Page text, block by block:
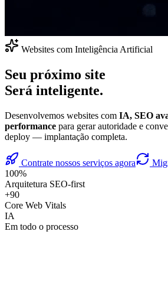
Websites com Inteligência Artificial
Seu próximo site
Será inteligente.
Desenvolvemos websites com IA, SEO
performance para gerar autoridade e
deploy — implantação completa.
Contrate nossos serviços agora
100%
Arquitetura SEO-first
+90
Core Web Vitals
IA
Em todo o processo